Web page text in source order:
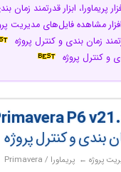
پریماورا، ابزار قدرتمند زمان
مشاهده فایل‌های مدیریت
زمان بندی و کنترل پروژه
و کنترل پروژه
بندی و کنترل پروژه